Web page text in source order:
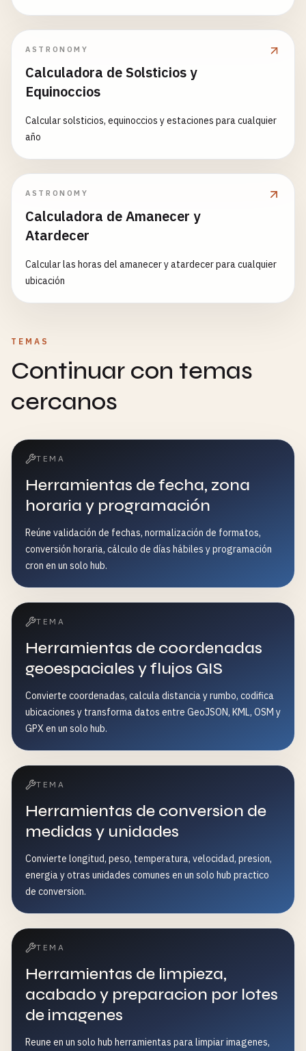
ASTRONOMY
Calculadora de Solsticios y
Equinoccios
Calcular solsticios, equinoccios y estaciones para cualquier
año
ASTRONOMY
Calculadora de Amanecer y
Atardecer
Calcular las horas del amanecer y atardecer para cualquier
ubicación
TEMAS
Continuar con temas
cercanos
TEMA
Herramientas de fecha, zona
horaria y programación
Reúne validación de fechas, normalización de formatos,
conversión horaria, cálculo de días hábiles y programación
cron en un solo hub.
TEMA
Herramientas de coordenadas
geoespaciales y flujos GIS
Convierte coordenadas, calcula distancia y rumbo, codifica
ubicaciones y transforma datos entre GeoJSON, KML, OSM y
GPX en un solo hub.
TEMA
Herramientas de conversion de
medidas y unidades
Convierte longitud, peso, temperatura, velocidad, presion,
energia y otras unidades comunes en un solo hub practico
de conversion.
TEMA
Herramientas de limpieza,
acabado y preparacion por lotes
de imagenes
Reune en un solo hub herramientas para limpiar imagenes,